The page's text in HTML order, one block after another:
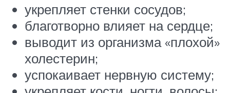
укрепляет стенки сосудов;
благотворно влияет на сердце;
выводит из организма «плохой»
холестерин;
успокаивает нервную систему;